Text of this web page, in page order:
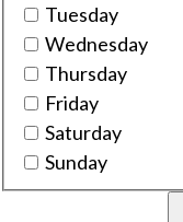
Tuesday
Wednesday
Thursday
Friday
Saturday
Sunday